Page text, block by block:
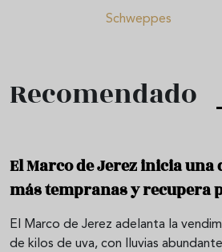
Schweppes
Recomendado
El Marco de Jerez inicia una
más tempranas y recupera
El Marco de Jerez adelanta la
de kilos de uva, con lluvias